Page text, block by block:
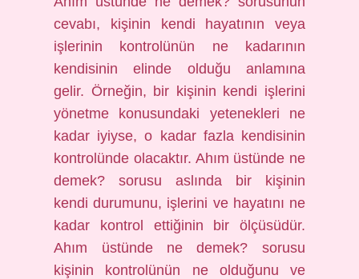
cevabı, kişinin kendi hayatının veya
işlerinin kontrolünün ne kadarının
kendisinin elinde olduğu anlamına
gelir. Örneğin, bir kişinin kendi işlerini
yönetme konusundaki yetenekleri ne
kadar iyiyse, o kadar fazla kendisinin
kontrolünde olacaktır. Ahım üstünde ne
demek? sorusu aslında bir kişinin
kendi durumunu, işlerini ve hayatını ne
kadar kontrol ettiğinin bir ölçüsüdür.
Ahım üstünde ne demek? sorusu
kişinin kontrolünün ne olduğunu ve